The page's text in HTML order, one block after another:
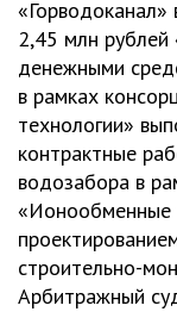
«Горводоканал»
2,45 млн рублей
денежными
в рамках
технологии»
контрактные
водозабора в
«Ионообменные
строительно-
Арбитражный